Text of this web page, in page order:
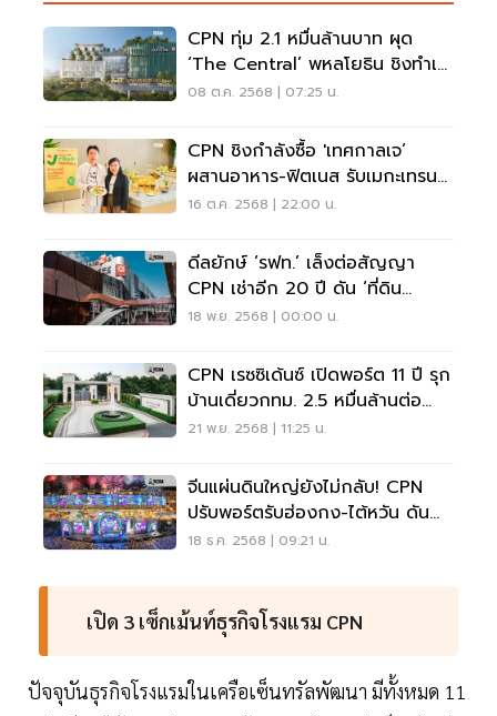
CPN ทุ่ม 2.1 หมื่นล้านบาท ผุด
‘The Central’ พหลโยธิน ชิงทำเล
ทอง
08 ต.ค. 2568 | 07:25 น.
CPN ชิงกำลังซื้อ 'เทศกาลเจ’
ผสานอาหาร-ฟิตเนส รับเมกะเทรนด์
สุขภาพยั่งยืน
16 ต.ค. 2568 | 22:00 น.
ดีลยักษ์ ‘รฟท.’ เล็งต่อสัญญา
CPN เช่าอีก 20 ปี ดัน ‘ที่ดิน
เซ็นทรัลลาดพร้าว’ 47 ไร่
18 พ.ย. 2568 | 00:00 น.
CPN เรซซิเด้นซ์ เปิดพอร์ต 11 ปี รุก
บ้านเดี่ยวกทม. 2.5 หมื่นล้านต่อ
เนื่อง
21 พ.ย. 2568 | 11:25 น.
จีนแผ่นดินใหญ่ยังไม่กลับ! CPN
ปรับพอร์ตรับฮ่องกง-ไต้หวัน ดัน
ยอดปีใหม่พุ่ง
18 ธ.ค. 2568 | 09:21 น.
เปิด 3 เซ็กเม้นท์ธุรกิจโรงแรม CPN
ปัจจุบันธุรกิจโรงแรมในเครือเซ็นทรัลพัฒนา มีทั้งหมด 11